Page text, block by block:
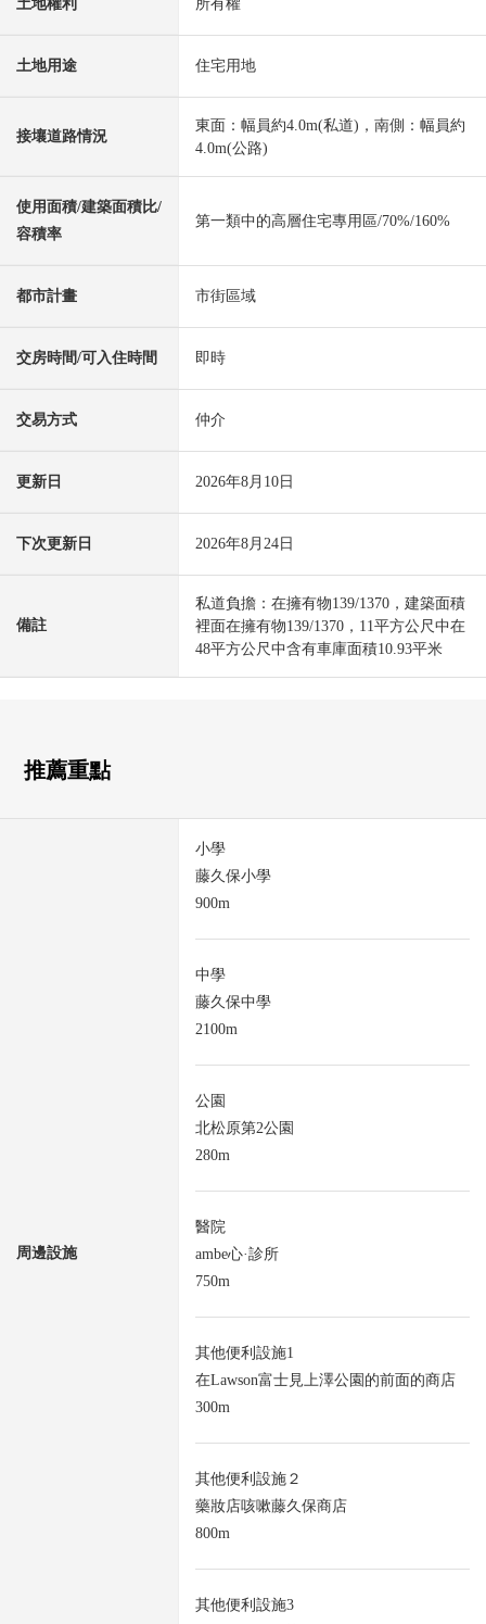
土地權利 所有權
土地用途 住宅用地
接壤道路情況
東面：幅員約4.0m(私道)，南側：幅員約
4.0m(公路)
使用面積/建築面積比/
容積率
第一類中的高層住宅專用區/70%/160%
都市計畫 市街區域
交房時間/可入住時間 即時
交易方式 仲介
更新日 2026年8月10日
下次更新日 2026年8月24日
備註
私道負擔：在擁有物139/1370，建築面積
裡面在擁有物139/1370，11平方公尺中在
48平方公尺中含有車庫面積10.93平米
推薦重點
周邊設施
小學
藤久保小學
900m
中學
藤久保中學
2100m
公園
北松原第2公園
280m
醫院
ambe心·診所
750m
其他便利設施1
在Lawson富士見上澤公園的前面的商店
300m
其他便利設施２
藥妝店咳嗽藤久保商店
800m
其他便利設施3